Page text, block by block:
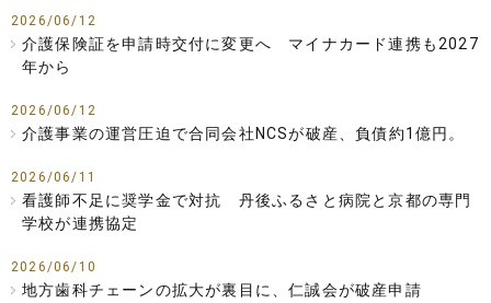
2026/06/12
介護保険証を申請時交付に変更へ マイナカード連携も2027
年から
2026/06/12
介護事業の運営圧迫で合同会社NCSが破産、負債約1億円。
2026/06/11
看護師不足に奨学金で対抗 丹後ふるさと病院と京都の専門
学校が連携協定
2026/06/10
地方歯科チェーンの拡大が裏目に、仁誠会が破産申請